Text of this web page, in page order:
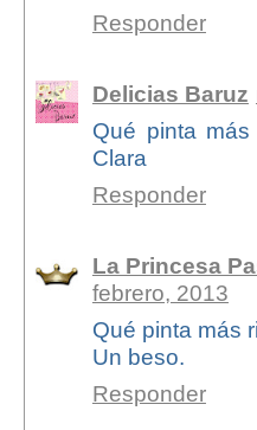
Responder
Delicias Baruz
Qué pinta
Clara
Responder
La Princesa
febrero, 2013
Qué pinta más
Un beso.
Responder